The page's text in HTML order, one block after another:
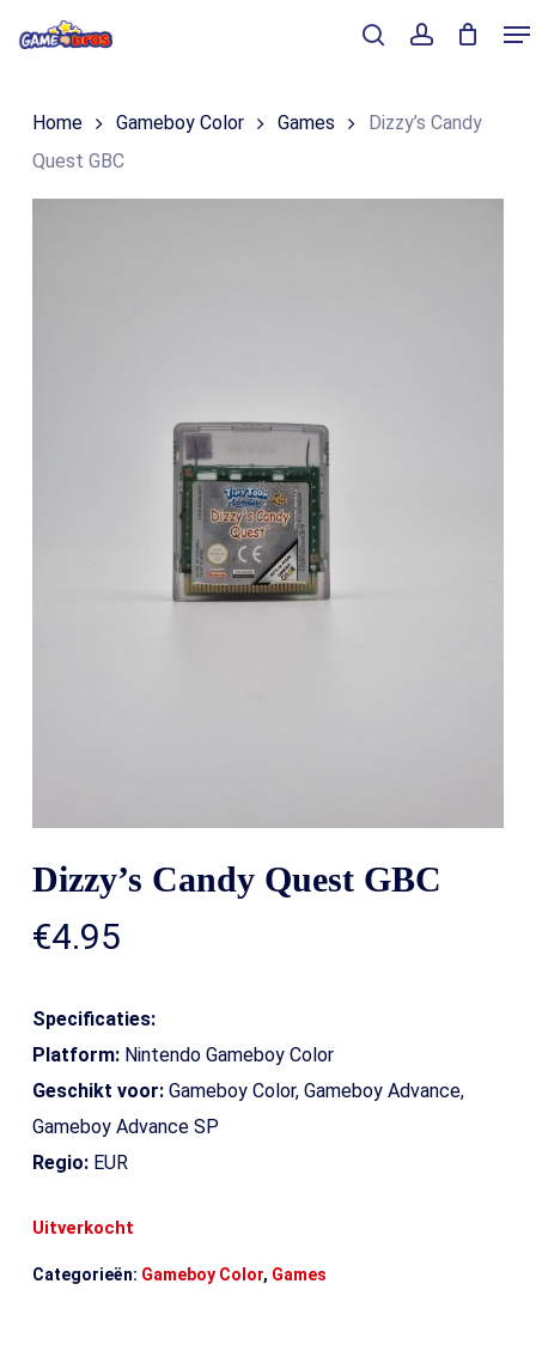
content
Winkelmand
Home Gameboy Color Games
Dizzy’s Candy
Quest GBC
Dizzy’s Candy Quest GBC
€4.95
Specificaties:
Platform:Nintendo Gameboy Color
Geschikt voor:Gameboy Color, Gameboy Advance,
Gameboy Advance SP
Regio:EUR
Uitverkocht
Categorieën: Gameboy Color, Games